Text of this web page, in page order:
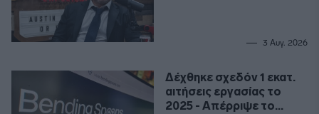
3 Αυγ. 2026
Δέχθηκε σχεδόν 1 εκατ.
αιτήσεις εργασίας το
2025 - Απέρριψε το